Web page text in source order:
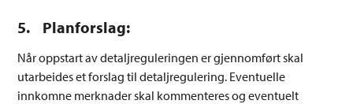
5. Planforslag:
Når oppstart av detaljreguleringen er gjennomført skal
utarbeides et forslag til detaljregulering. Eventuelle
innkomne merknader skal kommenteres og eventuelt